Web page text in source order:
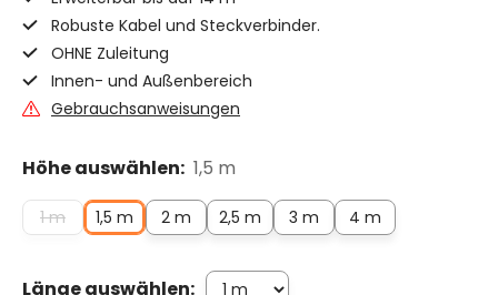
Robuste Kabel und Steckverbinder.
OHNE Zuleitung
Innen- und Außenbereich
Gebrauchsanweisungen
Höhe auswählen: 1,5 m
1 m 1,5 m 2 m 2,5 m 3 m 4 m
Länge auswählen: